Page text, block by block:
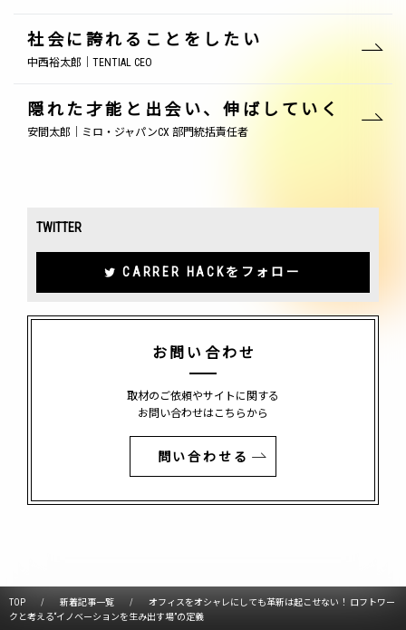
社会に誇れることをしたい
中西裕太郎｜TENTIAL CEO
隠れた才能と出会い、伸ばしていく
安間太郎｜ミロ・ジャパンCX 部門統括責任者
TWITTER
CARRER HACKをフォロー
お問い合わせ
取材のご依頼やサイトに関する
お問い合わせはこちらから
問い合わせる
TOP 新着記事一覧
オフィスをオシャレにしても革新は起こせない！ ロフトワー
クと考える“イノベーションを生み出す場”の定義